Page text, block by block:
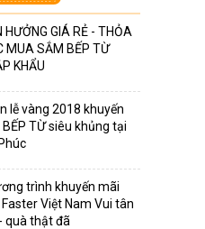
HƯỞNG GIÁ RẺ - THỎA
MUA SẮM BẾP TỪ
KHẨU
lễ vàng 2018 khuyến
TỪ siêu khủng tại
trình khuyến mãi
Việt Nam Vui tân
quà thật đã